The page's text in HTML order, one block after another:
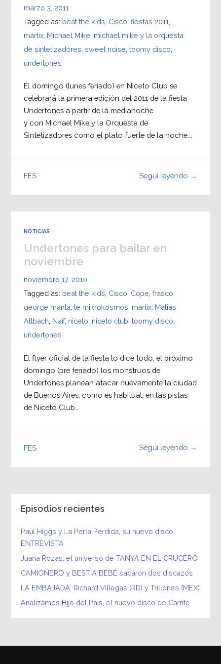
marzo 3, 2011
Tagged as: beat the kids Cisco fiestas 2011
martix, Michael Mike michael mike y la orquesta
de sintetizadores sweet noise toomy disco
undertones
El domingo (lunes feriado) en Niceto Club se
celebrará la primera edición del 2011 de la fiesta
Undertones a partir de la medianoche
y con Michael Mike y la Orquesta de
Sintetizadores como el plato fuerte de la noche….
Seguí leyendo →
FES
NOTICIAS
Undertones para bailar en
noviembre
noviembre 17, 2010
Tagged as: beat the kids Cisco Cope frasco
george manta le mikrokosmos martix, Matias
Altbach Naif, niceto niceto club toomy disco
undertones
El flyer oficial de la fiesta lo dice todo, el próximo
domingo (pre feriado) los monstruos de
Undertones planean atacar nuevamente la ciudad
de Buenos Aires, como es habitual, en las pistas
de Niceto Club…
Seguí leyendo →
FES
Episodios recientes
Paul Higgs y La Perla Perdida, su nuevo disco
ENTREVISTA
Juana Rozas: el universo de TANYA EN EL CRUCERO
CAMIONERO y BESTIA BEBÉ sacaron dos discazos
LA EMBAJADA: Richard Villegas (RD) y Trillones (MEX)
Analizamos Hijo del País, el nuevo disco de Carrito